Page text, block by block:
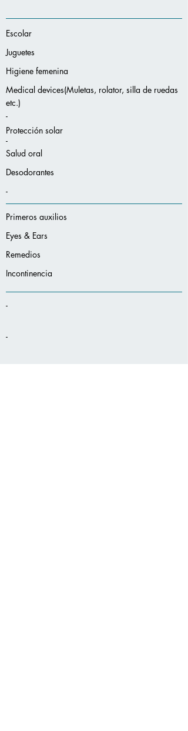
Escolar
Juguetes
Higiene femenina
Medical devices(Muletas, rolator, silla de ruedas
etc.)
-
Protección solar
-
Salud oral
Desodorantes
-
Primeros auxilios
Eyes & Ears
Remedios
Incontinencia
-
-